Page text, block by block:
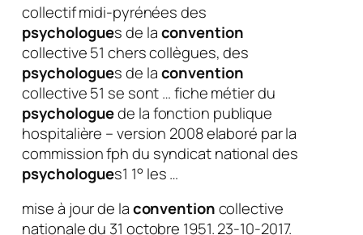
collectif midi-pyrénées des
psychologues de laconvention
collective 51 chers collègues, des
psychologues de laconvention
collective 51 se sont … fiche métier du
psychologuede la fonction publique
hospitalière – version 2008 elaboré par la
commission fph du syndicat national des
psychologues1 1° les …
mise à jour de laconventioncollective
nationale du 31 octobre 1951. 23-10-2017.